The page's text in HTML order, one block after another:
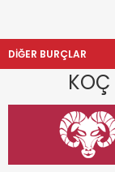
DİĞER BURÇLAR
KOÇ